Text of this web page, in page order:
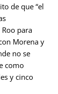
de que “el
para
Morena y
no se
como
y cinco